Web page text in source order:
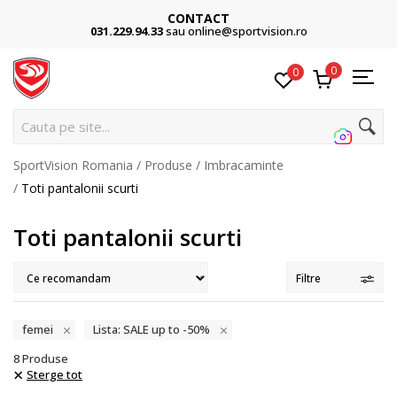
CONTACT
031.229.94.33sau online@sportvision.ro
0 0
Cauta pe site...
SportVision Romania Produse
Imbracaminte
Toti pantalonii scurti
Toti pantalonii scurti
Filtre
femei
Lista: SALE up to -50%
8Produse
Sterge tot